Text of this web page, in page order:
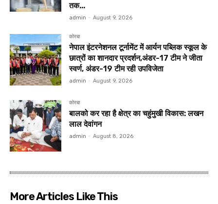
तक...
admin - August 9, 2026
कोरबा
नेपाल इंटरनेशनल टूर्नामेंट में आर्यन पब्लिक स्कूल के
छात्रों का शानदार प्रदर्शन,अंडर-17 टीम ने जीता
स्वर्ण, अंडर-19 टीम रही उपविजेता
admin - August 9, 2026
कोरबा
बालको कर रहा है क्षेत्र का चहुंमुखी विकास: लखन
लाल देवांगन
admin - August 8, 2026
More Articles Like This